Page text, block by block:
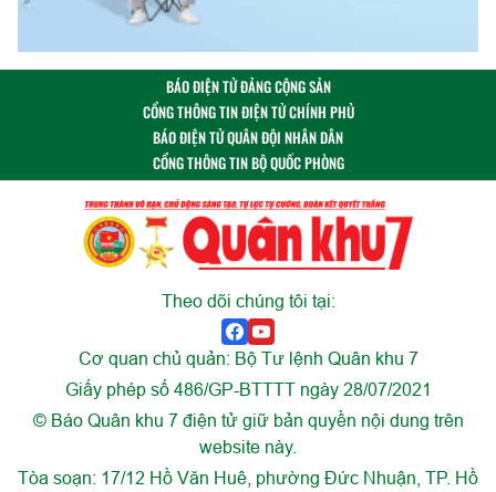
BÁO ĐIỆN TỬ ĐẢNG CỘNG SẢN
CỔNG THÔNG TIN ĐIỆN TỬ CHÍNH PHỦ
BÁO ĐIỆN TỬ QUÂN ĐỘI NHÂN DÂN
CỔNG THÔNG TIN BỘ QUỐC PHÒNG
Theo dõi chúng tôi tại:
Cơ quan chủ quản: Bộ Tư lệnh Quân khu 7
Giấy phép số 486/GP-BTTTT ngày 28/07/2021
© Báo Quân khu 7 điện tử giữ bản quyền nội dung trên
website này.
Tòa soạn: 17/12 Hồ Văn Huê, phường Đức Nhuận, TP. Hồ